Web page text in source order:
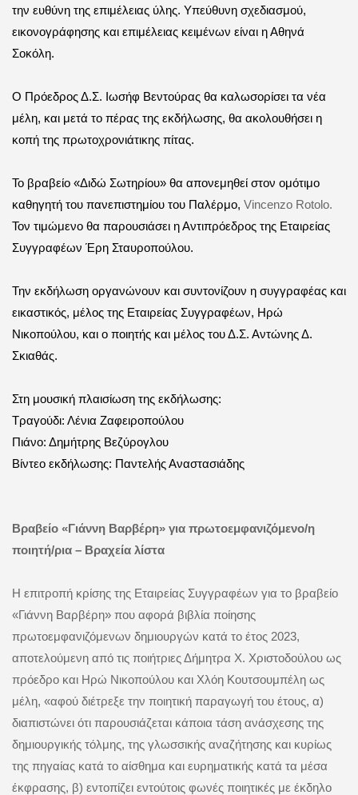
την ευθύνη της επιμέλειας ύλης. Υπεύθυνη σχεδιασμού,
εικονογράφησης και επιμέλειας κειμένων είναι η Αθηνά
Σοκόλη.
Ο Πρόεδρος Δ.Σ. Ιωσήφ Βεντούρας θα καλωσορίσει τα νέα
μέλη, και μετά το πέρας της εκδήλωσης, θα ακολουθήσει η
κοπή της πρωτοχρονιάτικης πίτας.
Το βραβείο «Διδώ Σωτηρίου» θα απονεμηθεί στον ομότιμο
καθηγητή του πανεπιστημίου του Παλέρμο, Vincenzo Rotolo.
Τον τιμώμενο θα παρουσιάσει η Αντιπρόεδρος της Εταιρείας
Συγγραφέων Έρη Σταυροπούλου.
Την εκδήλωση οργανώνουν και συντονίζουν η συγγραφέας και
εικαστικός, μέλος της Εταιρείας Συγγραφέων, Ηρώ
Νικοπούλου, και ο ποιητής και μέλος του Δ.Σ. Αντώνης Δ.
Σκιαθάς.
Στη μουσική πλαισίωση της εκδήλωσης:
Τραγούδι: Λένια Ζαφειροπούλου
Πιάνο: Δημήτρης Βεζύρογλου
Βίντεο εκδήλωσης: Παντελής Αναστασιάδης
Βραβείο «Γιάννη Βαρβέρη» για πρωτοεμφανιζόμενο/η
ποιητή/ρια – Βραχεία λίστα
Η επιτροπή κρίσης της Εταιρείας Συγγραφέων για το βραβείο
«Γιάννη Βαρβέρη» που αφορά βιβλία ποίησης
πρωτοεμφανιζόμενων δημιουργών κατά το έτος 2023,
αποτελούμενη από τις ποιήτριες Δήμητρα Χ. Χριστοδούλου ως
πρόεδρο και Ηρώ Νικοπούλου και Χλόη Κουτσουμπέλη ως
μέλη, «αφού διέτρεξε την ποιητική παραγωγή του έτους, α)
διαπιστώνει ότι παρουσιάζεται κάποια τάση ανάσχεσης της
δημιουργικής τόλμης, της γλωσσικής αναζήτησης και κυρίως
της πηγαίας κατά το αίσθημα και ευρηματικής κατά τα μέσα
έκφρασης, β) εντοπίζει εντούτοις φωνές ποιητικές με έκδηλο